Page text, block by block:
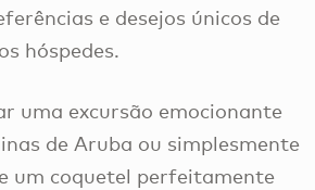
e desejos únicos de
hóspedes.
uma excursão emocionante
de Aruba ou simplesmente
um coquetel perfeitamente